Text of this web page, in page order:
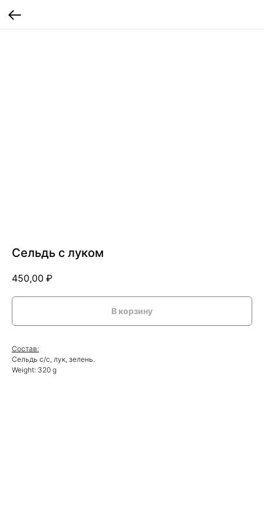
Сельдь с луком
450,00 ₽
В корзину
Состав:
Сельдь с/с, лук, зелень.
Weight: 320 g